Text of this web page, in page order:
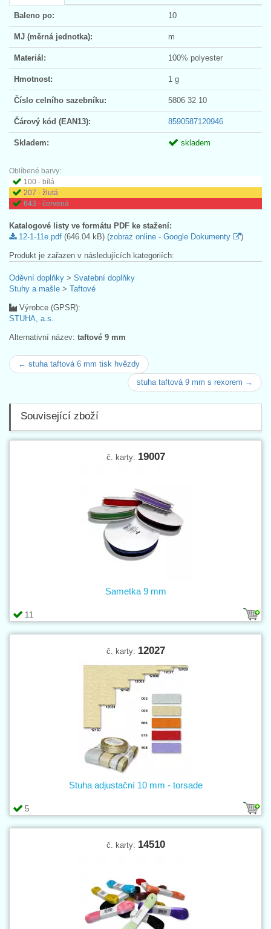
Baleno po: 10
MJ (měrná jednotka): m
Materiál: 100% polyester
Hmotnost: 1 g
Číslo celního sazebníku: 5806 32 10
Čárový kód (EAN13): 8590587120946
Skladem: skladem
Oblíbené barvy:
100 - bílá
207 - žlutá
643 - červená
Katalogové listy ve formátu PDF ke stažení:
12-1-11e.pdf (646.04 kB) (zobraz online - Google Dokumenty )
Produkt je zařazen v následujících kategoriích:
Oděvní doplňky > Svatební doplňky
Stuhy a mašle > Taftové
Výrobce (GPSR):
STUHA, a.s.
Alternativní název: taftové 9 mm
← stuha taftová 6 mm tisk hvězdy
stuha taftová 9 mm s rexorem →
Související zboží
č. karty: 19007
11
Sametka 9 mm
č. karty: 12027
5
Stuha adjustační 10 mm - torsade
č. karty: 14510